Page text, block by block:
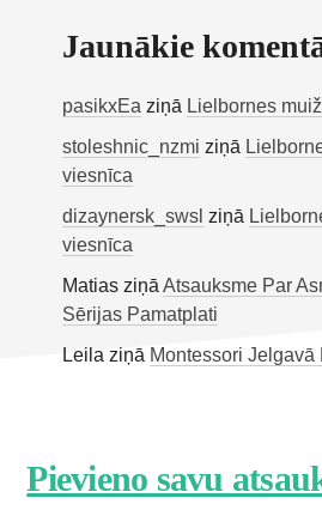
Jaunākie
pasikxEa ziņā Lielbornes
stoleshnic_nzmi ziņā
viesnīca
dizaynersk_swsl ziņā
viesnīca
Matias ziņāAtsauksme Par
Sērijas Pamatplati
Leila ziņā Montessori Jelgavā
Footer
Pievieno savu